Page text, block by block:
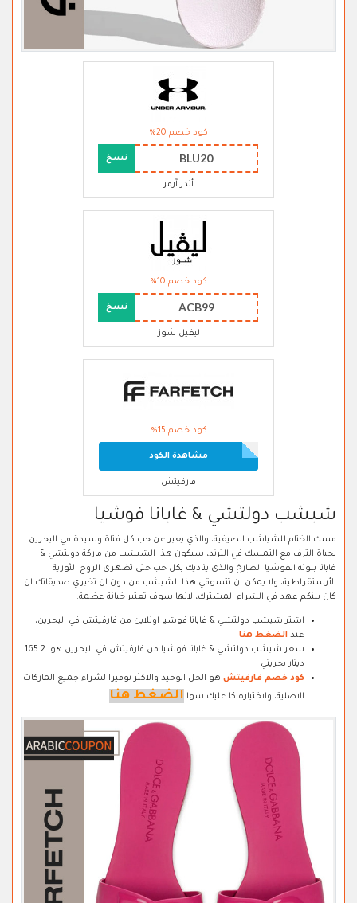
كود خصم 20%
BLU20 نسخ
أندر آرمر
كود خصم 10%
ACB99 نسخ
ليفيل شوز
كود خصم 15%
مشاهدة الكود
فارفيتش
شبشب دولتشي & غابانا فوشيا
مسك الختام للشباشب الصيفية، والذي يعبر عن حب كل فتاة وسيدة في البحرين
لحياة الترف مع التمسك في الترند، سيكون هذا الشبشب من ماركة دولتشي &
غابانا بلونه الفوشيا الصارخ والذي يناديك بكل حب حتى تظهري الروح الثورية
الأرستقراطية، ولا يمكن ان تتسوقي هذا الشبشب من دون ان تخبري صديقاتك ان
كان بينكم عهد في الشراء المشترك، لانها سوف تعتبر خيانة عظمة.
اشتر شبشب دولتشي & غابانا فوشيا اونلاين من فارفيتش في البحرين،
عند الضغط هنا
سعر شبشب دولتشي & غابانا فوشيا من فارفيتش في البحرين هو: 165.2
دينار بحريني
كود خصم فارفيتش هو الحل الوحيد والاكثر توفيرا لشراء جميع الماركات
الاصلية، ولاختياره كا عليك سوا الضغط هنا